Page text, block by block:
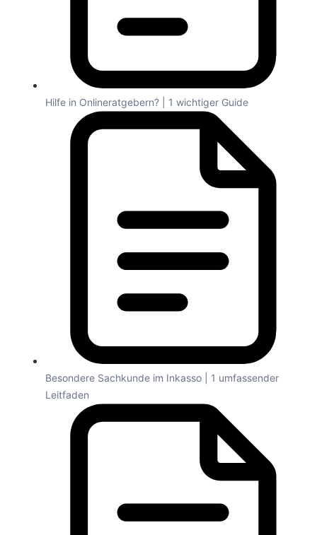
Hilfe in Onlineratgebern? | 1 wichtiger Guide
Besondere Sachkunde im Inkasso | 1 umfassender
Leitfaden